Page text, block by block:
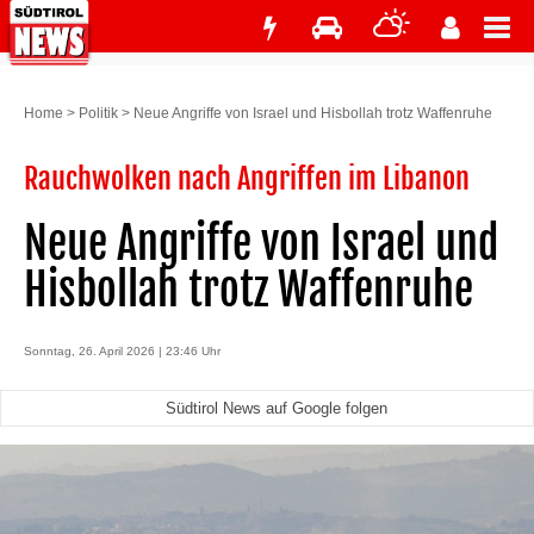
Home > Politik > Neue Angriffe von Israel und Hisbollah trotz Waffenruhe
Rauchwolken nach Angriffen im Libanon
Neue Angriffe von Israel und
Hisbollah trotz Waffenruhe
Sonntag, 26. April 2026 | 23:46 Uhr
Südtirol News auf Google folgen